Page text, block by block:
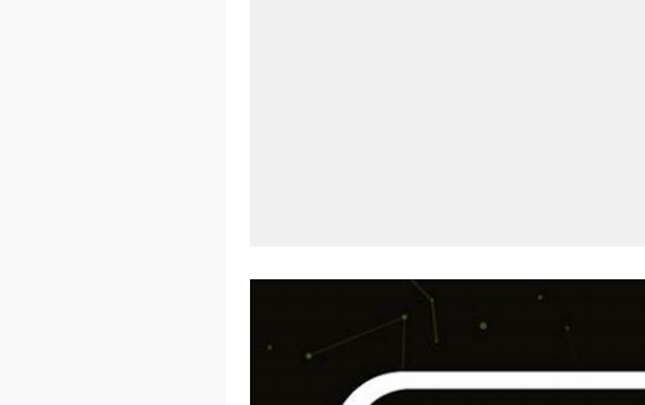
Aplikasi Laptop
Link Grup Wa Pemersatu
Power Window
Foto Grup Wa: Cara